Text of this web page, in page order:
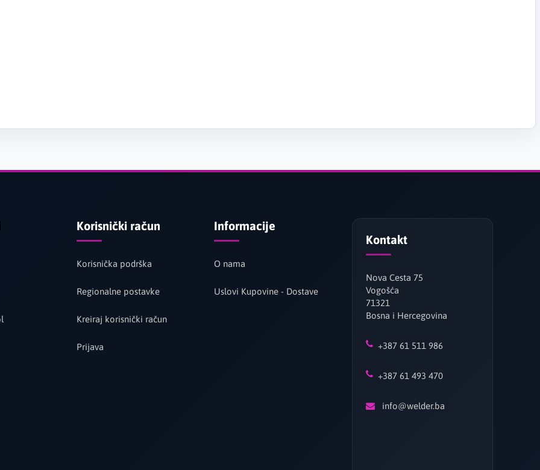
Korisnički račun
Korisnička podrška
Regionalne postavke
Kreiraj korisnički račun
Prijava
Informacije
O nama
Uslovi Kupovine - Dostave
Kontakt
Nova Cesta 75
Vogošća
71321
Bosna i Hercegovina
+387 61 511 986
+387 61 493 470
info@welder.ba